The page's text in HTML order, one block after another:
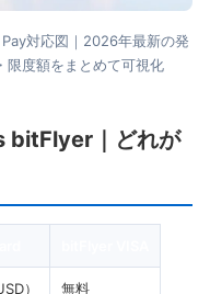
対応図｜2026年最新の発
限度額をまとめて可視化
bitFlyer｜どれが
） 無料